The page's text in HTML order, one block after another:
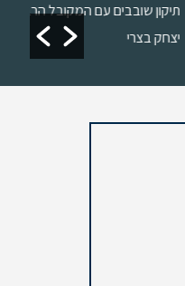
תיקון שובבים עם המקובל הרב
יצחק בצרי